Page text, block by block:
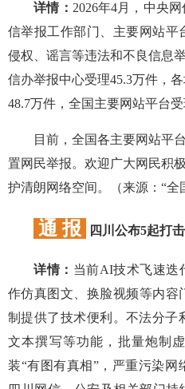
详情： 2026年4月，中央
信举报工作部门、主要网站平
侵权、谣言等违法和不良信息
信办举报中心受理45.3万件，
48.7万件，全国主要网站平台受
目前，全国各主要网站平台
置网民举报。欢迎广大网民积
护清朗网络空间。（来源：“全
通 报 四川公布5起打
详情： 当前AI技术飞速迭
作仿真图文、换脸视频等内容
制提供了技术便利。不法分子
文本撰写等功能，批量炮制
装“有图有真相”，严重污染网